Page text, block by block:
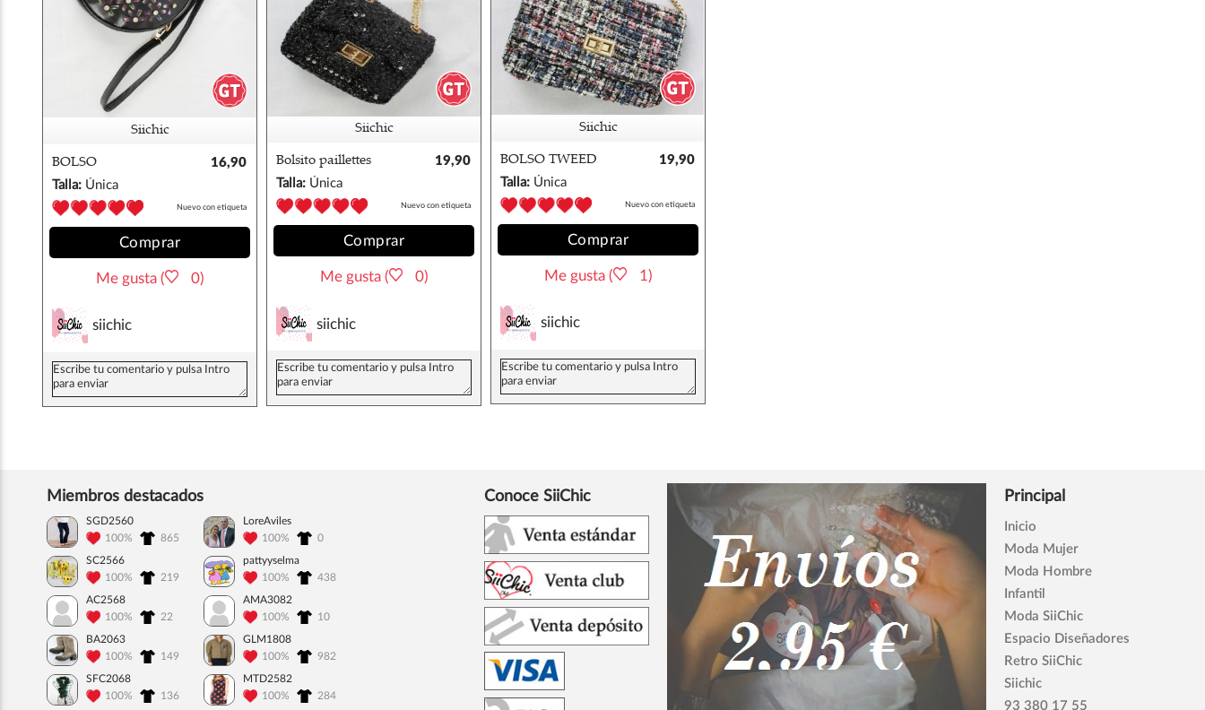
Siichic
BOLSO
TROQUELADO
16,90
Talla: Única
Nuevo con etiqueta
Comprar
Me gusta ( 0)
siichic
Siichic
Bolsito paillettes
19,90
Talla: Única
Nuevo con etiqueta
Comprar
Me gusta ( 0)
siichic
Siichic
BOLSO TWEED
19,90
Talla: Única
Nuevo con etiqueta
Comprar
Me gusta ( 1)
siichic
Miembros destacados
SGD2560
100%
865
LoreAviles
100%
0
SC2566
100%
219
pattyyselma
100%
438
AC2568
100%
22
AMA3082
100%
10
BA2063
100%
149
GLM1808
100%
982
SFC2068
100%
136
MTD2582
100%
284
Conoce SiiChic Principal
Inicio
Moda Mujer
Moda Hombre
Infantil
Moda SiiChic
Espacio Diseñadores
Retro SiiChic
Siichic
93 380 17 55